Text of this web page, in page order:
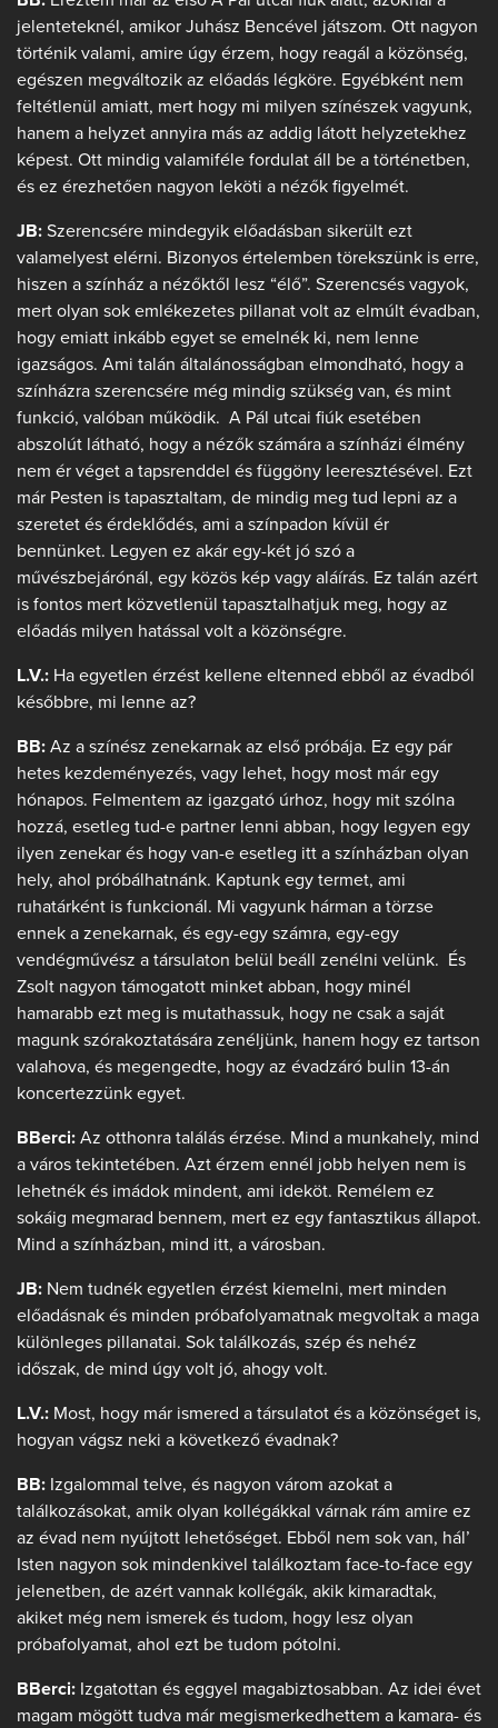
jelenteteknél, amikor Juhász Bencével játszom. Ott nagyon
történik valami, amire úgy érzem, hogy reagál a közönség,
egészen megváltozik az előadás légköre. Egyébként nem
feltétlenül amiatt, mert hogy mi milyen színészek vagyunk,
hanem a helyzet annyira más az addig látott helyzetekhez
képest. Ott mindig valamiféle fordulat áll be a történetben,
és ez érezhetően nagyon leköti a nézők figyelmét.
JB: Szerencsére mindegyik előadásban sikerült ezt
valamelyest elérni. Bizonyos értelemben törekszünk is erre,
hiszen a színház a nézőktől lesz “élő”. Szerencsés vagyok,
mert olyan sok emlékezetes pillanat volt az elmúlt évadban,
hogy emiatt inkább egyet se emelnék ki, nem lenne
igazságos. Ami talán általánosságban elmondható, hogy a
színházra szerencsére még mindig szükség van, és mint
funkció, valóban működik. A Pál utcai fiúk esetében
abszolút látható, hogy a nézők számára a színházi élmény
nem ér véget a tapsrenddel és függöny leeresztésével. Ezt
már Pesten is tapasztaltam, de mindig meg tud lepni az a
szeretet és érdeklődés, ami a színpadon kívül ér
bennünket. Legyen ez akár egy-két jó szó a
művészbejárónál, egy közös kép vagy aláírás. Ez talán azért
is fontos mert közvetlenül tapasztalhatjuk meg, hogy az
előadás milyen hatással volt a közönségre.
L.V.: Ha egyetlen érzést kellene eltenned ebből az évadból
későbbre, mi lenne az?
BB: Az a színész zenekarnak az első próbája. Ez egy pár
hetes kezdeményezés, vagy lehet, hogy most már egy
hónapos. Felmentem az igazgató úrhoz, hogy mit szólna
hozzá, esetleg tud-e partner lenni abban, hogy legyen egy
ilyen zenekar és hogy van-e esetleg itt a színházban olyan
hely, ahol próbálhatnánk. Kaptunk egy termet, ami
ruhatárként is funkcionál. Mi vagyunk hárman a törzse
ennek a zenekarnak, és egy-egy számra, egy-egy
vendégművész a társulaton belül beáll zenélni velünk. És
Zsolt nagyon támogatott minket abban, hogy minél
hamarabb ezt meg is mutathassuk, hogy ne csak a saját
magunk szórakoztatására zenéljünk, hanem hogy ez tartson
valahova, és megengedte, hogy az évadzáró bulin 13-án
koncertezzünk egyet.
BBerci: Az otthonra találás érzése. Mind a munkahely, mind
a város tekintetében. Azt érzem ennél jobb helyen nem is
lehetnék és imádok mindent, ami ideköt. Remélem ez
sokáig megmarad bennem, mert ez egy fantasztikus állapot.
Mind a színházban, mind itt, a városban.
JB: Nem tudnék egyetlen érzést kiemelni, mert minden
előadásnak és minden próbafolyamatnak megvoltak a maga
különleges pillanatai. Sok találkozás, szép és nehéz
időszak, de mind úgy volt jó, ahogy volt.
L.V.: Most, hogy már ismered a társulatot és a közönséget is,
hogyan vágsz neki a következő évadnak?
BB: Izgalommal telve, és nagyon várom azokat a
találkozásokat, amik olyan kollégákkal várnak rám amire ez
az évad nem nyújtott lehetőséget. Ebből nem sok van, hál’
Isten nagyon sok mindenkivel találkoztam face-to-face egy
jelenetben, de azért vannak kollégák, akik kimaradtak,
akiket még nem ismerek és tudom, hogy lesz olyan
próbafolyamat, ahol ezt be tudom pótolni.
BBerci: Izgatottan és eggyel magabiztosabban. Az idei évet
magam mögött tudva már megismerkedhettem a kamara- és